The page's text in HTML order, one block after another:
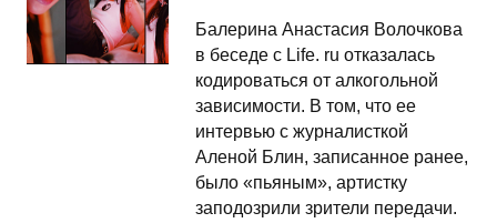
Балерина Анастасия Волочкова
в беседе с Life. ru отказалась
кодироваться от алкогольной
зависимости. В том, что ее
интервью с журналисткой
Аленой Блин, записанное ранее,
было «пьяным», артистку
заподозрили зрители передачи.